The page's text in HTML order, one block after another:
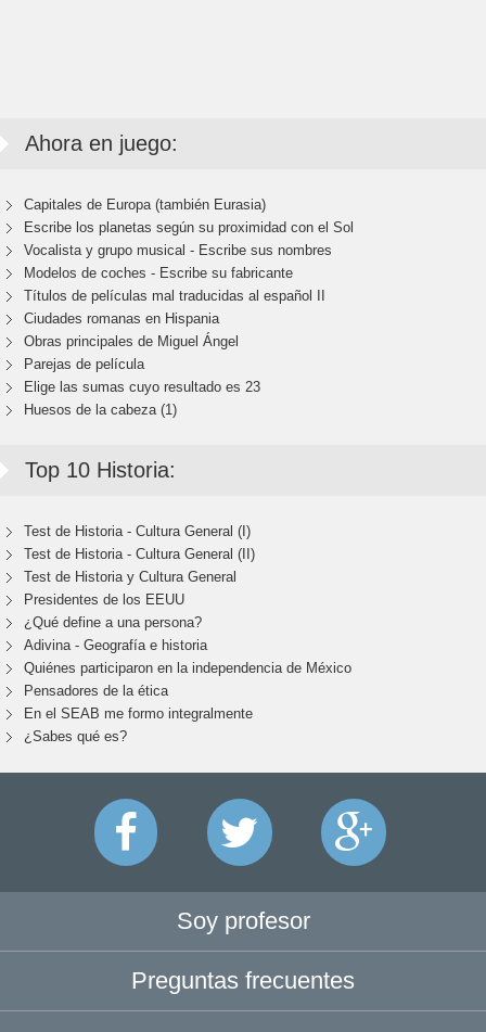
Ahora en juego:
Capitales de Europa (también Eurasia)
Escribe los planetas según su proximidad con el Sol
Vocalista y grupo musical - Escribe sus nombres
Modelos de coches - Escribe su fabricante
Títulos de películas mal traducidas al español II
Ciudades romanas en Hispania
Obras principales de Miguel Ángel
Parejas de película
Elige las sumas cuyo resultado es 23
Huesos de la cabeza (1)
Top 10 Historia:
Test de Historia - Cultura General (I)
Test de Historia - Cultura General (II)
Test de Historia y Cultura General
Presidentes de los EEUU
¿Qué define a una persona?
Adivina - Geografía e historia
Quiénes participaron en la independencia de México
Pensadores de la ética
En el SEAB me formo integralmente
¿Sabes qué es?
Soy profesor
Preguntas frecuentes